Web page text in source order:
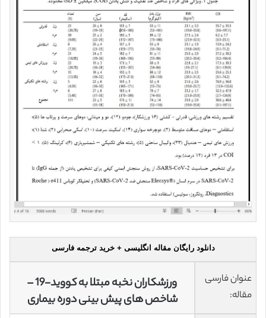
دانلود رایگان مقاله انگلیسی + خرید ترجمه فارسی
عنوان فارسی
مقاله:
ورزشکاران نخبه مبتلا به کووید-19 –
شاخص های پیش بینی دوره بیماری